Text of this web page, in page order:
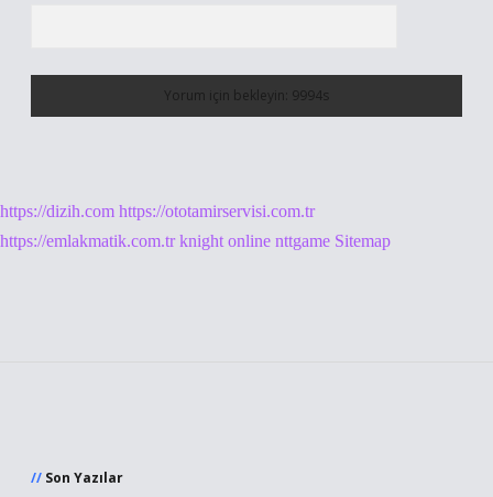
https://dizih.com https://ototamirservisi.com.tr
https://emlakmatik.com.tr knight online nttgame Sitemap
Son Yazılar